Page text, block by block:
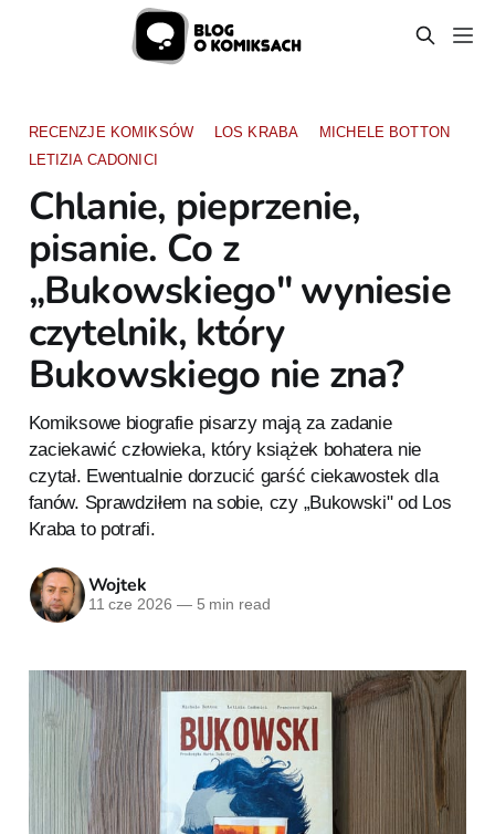
RECENZJE KOMIKSÓW LOS KRABA
MICHELE BOTTON
LETIZIA CADONICI
Chlanie, pieprzenie,
pisanie. Co z
„Bukowskiego" wyniesie
czytelnik, który
Bukowskiego nie zna?
Komiksowe biografie pisarzy mają za zadanie
zaciekawić człowieka, który książek bohatera nie
czytał. Ewentualnie dorzucić garść ciekawostek dla
fanów. Sprawdziłem na sobie, czy „Bukowski" od Los
Kraba to potrafi.
Wojtek
11 cze 2026 —5 min read